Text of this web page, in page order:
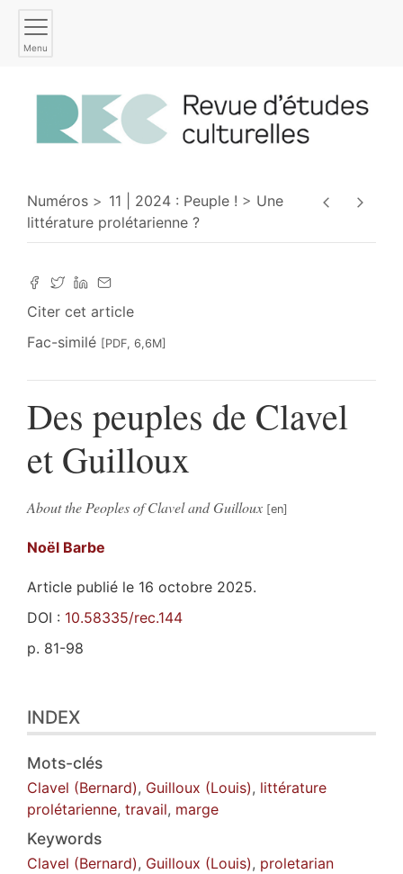
Menu
Numéros 11 | 2024 : Peuple !
Une
littérature prolétarienne ?
Citer cet article
Fac-similé [PDF, 6,6M]
Des peuples de Clavel
et Guilloux
About the Peoples of Clavel and Guilloux
Noël Barbe
Article publié le 16 octobre 2025.
DOI : 10.58335/rec.144
p. 81-98
Plan
Texte
Annexe
Notes
Illustrations
Auteur
INDEX
Mots-clés
Clavel (Bernard), Guilloux (Louis), littérature
prolétarienne, travail, marge
Keywords
Clavel (Bernard), Guilloux (Louis), proletarian